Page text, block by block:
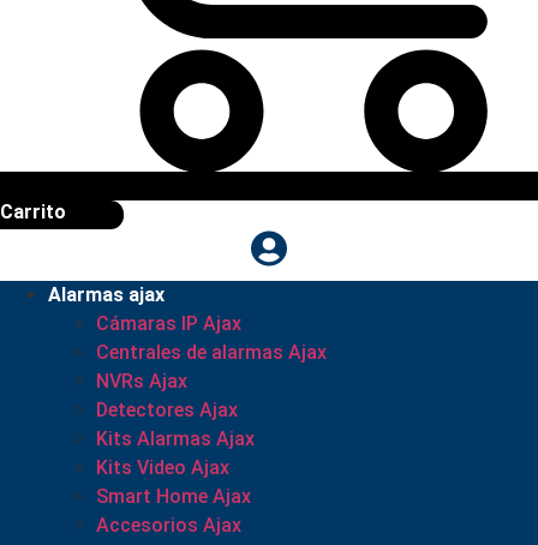
Carrito
Alarmas ajax
Cámaras IP Ajax
Centrales de alarmas Ajax
NVRs Ajax
Detectores Ajax
Kits Alarmas Ajax
Kits Video Ajax
Smart Home Ajax
Accesorios Ajax